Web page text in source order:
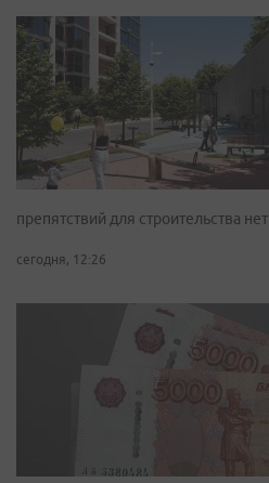
препятствий для строительства нет
сегодня, 12:26